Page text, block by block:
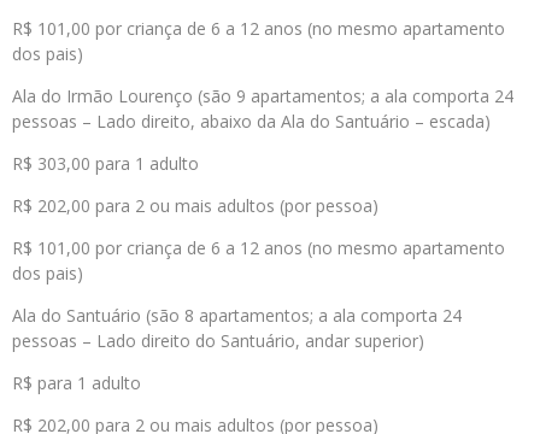
R$ 101,00 por criança de 6 a 12 anos (no mesmo apartamento
dos pais)
Ala do Irmão Lourenço (são 9 apartamentos; a ala comporta 24
pessoas – Lado direito, abaixo da Ala do Santuário – escada)
R$ 303,00 para 1 adulto
R$ 202,00 para 2 ou mais adultos (por pessoa)
R$ 101,00 por criança de 6 a 12 anos (no mesmo apartamento
dos pais)
Ala do Santuário (são 8 apartamentos; a ala comporta 24
pessoas – Lado direito do Santuário, andar superior)
R$ para 1 adulto
R$ 202,00 para 2 ou mais adultos (por pessoa)